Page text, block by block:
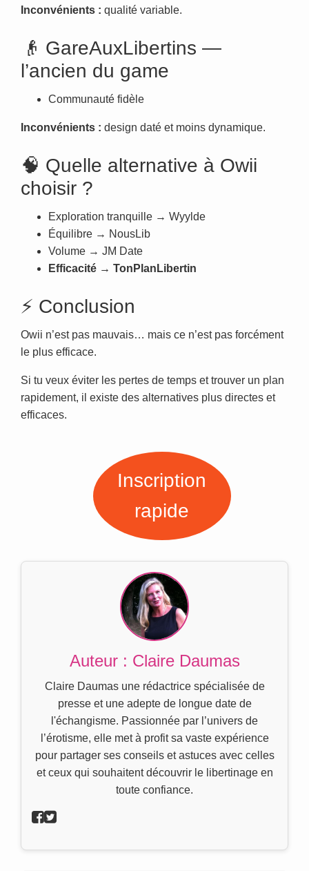
Inconvénients : qualité variable.
👴 GareAuxLibertins —
l’ancien du game
Communauté fidèle
Inconvénients : design daté et moins dynamique.
🧠 Quelle alternative à Owii
choisir ?
Exploration tranquille → Wyylde
Équilibre → NousLib
Volume → JM Date
Efficacité → TonPlanLibertin
⚡ Conclusion
Owii n’est pas mauvais… mais ce n’est pas forcément
le plus efficace.
Si tu veux éviter les pertes de temps et trouver un plan
rapidement, il existe des alternatives plus directes et
efficaces.
Inscription
rapide
Auteur : Claire Daumas
Claire Daumas une rédactrice spécialisée de
presse et une adepte de longue date de
l'échangisme. Passionnée par l’univers de
l’érotisme, elle met à profit sa vaste expérience
pour partager ses conseils et astuces avec celles
et ceux qui souhaitent découvrir le libertinage en
toute confiance.